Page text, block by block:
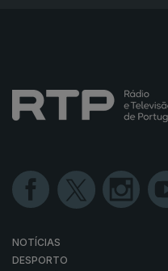
NOTÍCIAS
DESPORTO